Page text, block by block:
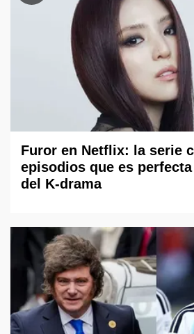
Furor en Netflix: la serie
episodios que es
del K-drama